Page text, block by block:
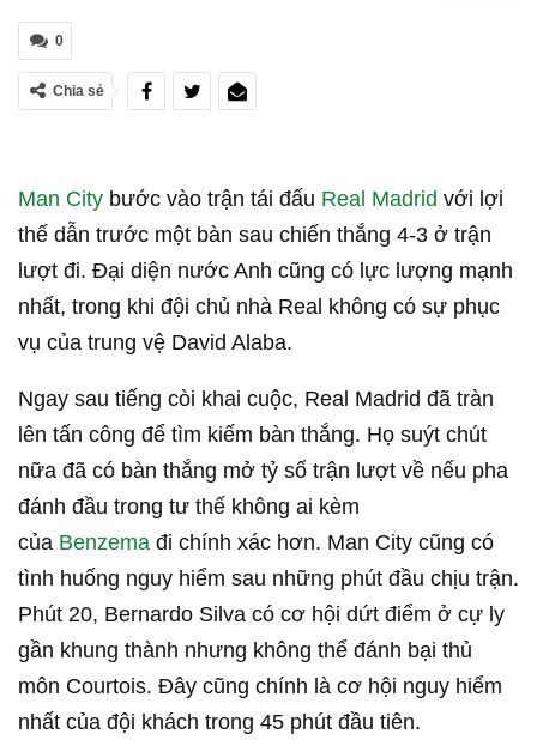
0
Chia sẻ
Man City bước vào trận tái đấu Real Madrid với lợi
thế dẫn trước một bàn sau chiến thắng 4-3 ở trận
lượt đi. Đại diện nước Anh cũng có lực lượng mạnh
nhất, trong khi đội chủ nhà Real không có sự phục
vụ của trung vệ David Alaba.
Ngay sau tiếng còi khai cuộc, Real Madrid đã tràn
lên tấn công để tìm kiếm bàn thắng. Họ suýt chút
nữa đã có bàn thắng mở tỷ số trận lượt về nếu pha
đánh đầu trong tư thế không ai kèm
của Benzema đi chính xác hơn. Man City cũng có
tình huống nguy hiểm sau những phút đầu chịu trận.
Phút 20, Bernardo Silva có cơ hội dứt điểm ở cự ly
gần khung thành nhưng không thể đánh bại thủ
môn Courtois. Đây cũng chính là cơ hội nguy hiểm
nhất của đội khách trong 45 phút đầu tiên.